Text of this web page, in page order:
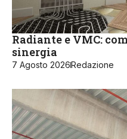
Radiante e VMC:
sinergia
7 Agosto 2026Redazione